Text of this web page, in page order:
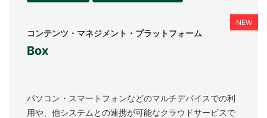
Box
コンテンツ・マネジメント・プラットフォーム
パソコン・スマートフォンなどのマルチデバイスでの利
用や、他システムとの連携が可能なクラウドサービスで